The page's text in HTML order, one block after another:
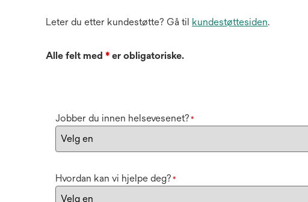
Leter du etter kundestøtte? Gå til kundestøttesiden.
Alle felt med * er obligatoriske.
Jobber du innen helsevesenet? *
Hvordan kan vi hjelpe deg? *